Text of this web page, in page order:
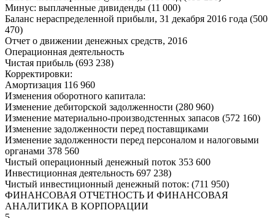
Минус: выплаченные дивиденды (11 000)
Баланс нераспределенной прибыли, 31 декабря 2016 года (500
470)
Отчет о движении денежных средств, 2016
Операционная деятельность
Чистая прибыль (693 238)
Корректировки:
Амортизация 116 960
Изменения оборотного капитала:
Изменение дебиторской задолженности (280 960)
Изменение материально-производстенных запасов (572 160)
Изменение задолженности перед поставщиками
Изменение задолженности перед персоналом и налоговыми
органами 378 560
Чистый операционный денежный поток 353 600
Инвестиционная деятельность 697 238)
Чистый инвестиционный денежный поток: (711 950)
ФИНАНСОВАЯ ОТЧЕТНОСТЬ И ФИНАНСОВАЯ
АНАЛИТИКА В КОРПОРАЦИИ